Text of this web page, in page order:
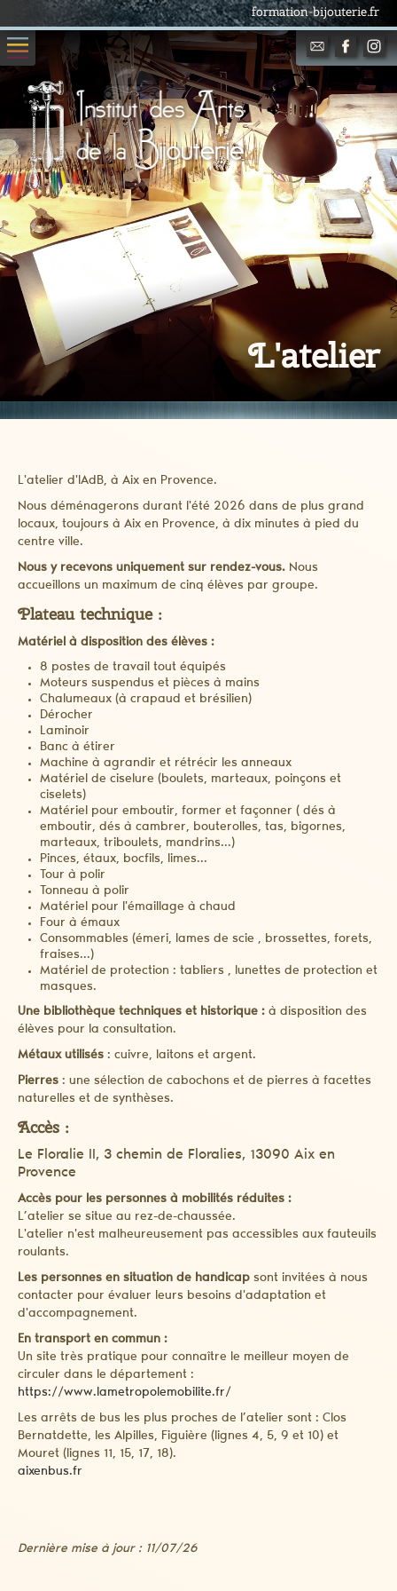
formation-bijouterie.fr
L'atelier
L'atelier d'IAdB, à Aix en Provence.
Nous déménagerons durant l'été 2026 dans de plus grand
locaux, toujours à Aix en Provence, à dix minutes à pied du
centre ville.
Nous y recevons uniquement sur rendez-vous. Nous
accueillons un maximum de cinq élèves par groupe.
Plateau technique :
Matériel à disposition des élèves :
8 postes de travail tout équipés
Moteurs suspendus et pièces à mains
Chalumeaux (à crapaud et brésilien)
Dérocher
Laminoir
Banc à étirer
Machine à agrandir et rétrécir les anneaux
Matériel de ciselure (boulets, marteaux, poinçons et
ciselets)
Matériel pour emboutir, former et façonner ( dés à
emboutir, dés à cambrer, bouterolles, tas, bigornes,
marteaux, triboulets, mandrins...)
Pinces, étaux, bocfils, limes...
Tour à polir
Tonneau à polir
Matériel pour l'émaillage à chaud
Four à émaux
Consommables (émeri, lames de scie , brossettes, forets,
fraises...)
Matériel de protection : tabliers , lunettes de protection et
masques.
Une bibliothèque techniques et historique : à disposition des
élèves pour la consultation.
Métaux utilisés : cuivre, laitons et argent.
Pierres : une sélection de cabochons et de pierres à facettes
naturelles et de synthèses.
Accès :
Le Floralie II, 3 chemin de Floralies, 13090 Aix en
Provence
Accès pour les personnes à mobilités réduites :
L’atelier se situe au rez-de-chaussée.
L'atelier n'est malheureusement pas accessibles aux fauteuils
roulants.
Les personnes en situation de handicap sont invitées à nous
contacter pour évaluer leurs besoins d'adaptation et
d'accompagnement.
En transport en commun :
Un site très pratique pour connaître le meilleur moyen de
circuler dans le département :
https://www.lametropolemobilite.fr/
Les arrêts de bus les plus proches de l’atelier sont : Clos
Bernatdette, les Alpilles, Figuière (lignes 4, 5, 9 et 10) et
Mouret (lignes 11, 15, 17, 18).
aixenbus.fr
Dernière mise à jour : 11/07/26